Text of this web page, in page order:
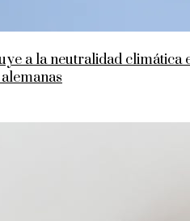
a la neutralidad climática